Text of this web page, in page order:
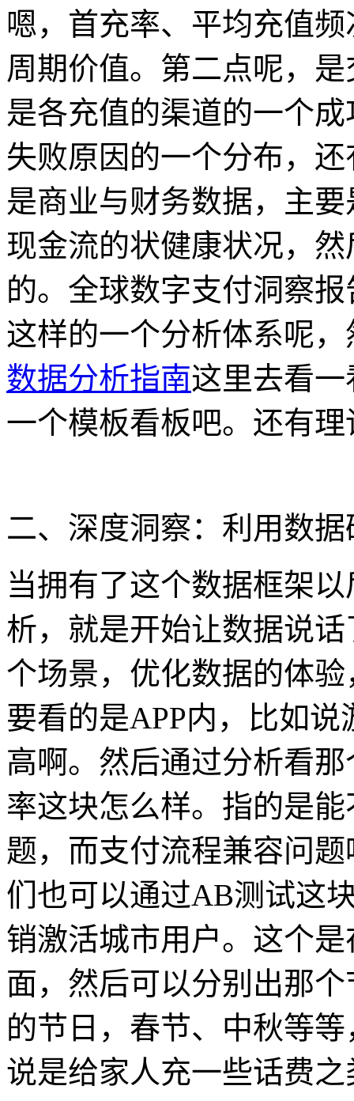
嗯，首充率、平均充值
周期价值。第二点呢，
是各充值的渠道的一个
失败原因的一个分布，
是商业与财务数据，主
现金流的状健康状况，
的。全球数字支付洞察
这样的一个分析体系呢
数据分析指南这里去看
一个模板看板吧。还有
二、深度洞察：利用数
当拥有了这个数据框架
析，就是开始让数据说
个场景，优化数据的体
要看的是APP内，比如
高啊。然后通过分析看
率这块怎么样。指的是
题，而支付流程兼容问
们也可以通过AB测试这
销激活城市用户。这个
面，然后可以分别出那
的节日，春节、中秋等
说是给家人充一些话费